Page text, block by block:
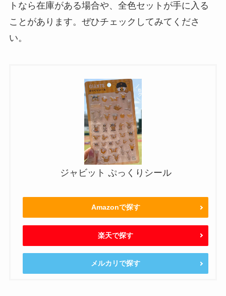
トなら在庫がある場合や、全色セットが手に入る
ことがあります。ぜひチェックしてみてくださ
い。
ジャビット ぷっくりシール
Amazonで探す
楽天で探す
メルカリで探す